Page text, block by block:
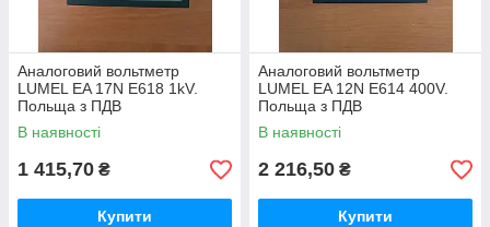
Аналоговий вольтметр
LUMEL EA 17N E618 1kV.
Польща з ПДВ
В наявності
1 415,70 ₴
Купити
Аналоговий вольтметр
LUMEL EA 12N E614 400V.
Польща з ПДВ
В наявності
2 216,50 ₴
Купити